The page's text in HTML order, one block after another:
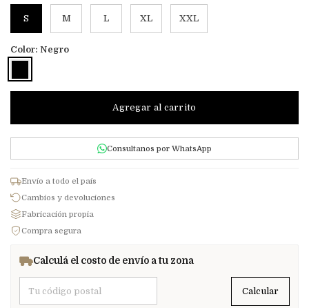
S M L XL XXL
Color: Negro
Consultanos por WhatsApp
Envío a todo el país
Cambios y devoluciones
Fabricación propia
Compra segura
Calculá el costo de envío a tu zona
Entregas para el CP:
Calcular